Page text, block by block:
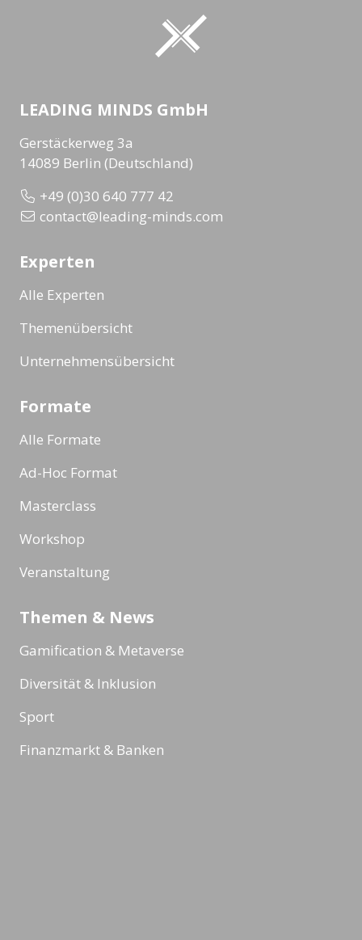
LEADING MINDS GmbH
Gerstäckerweg 3a
14089 Berlin (Deutschland)
+49 (0)30 640 777 42
contact@leading-minds.com
Experten
Alle Experten
Themenübersicht
Unternehmensübersicht
Formate
Alle Formate
Ad-Hoc Format
Masterclass
Workshop
Veranstaltung
Themen & News
Gamification & Metaverse
Diversität & Inklusion
Sport
Finanzmarkt & Banken